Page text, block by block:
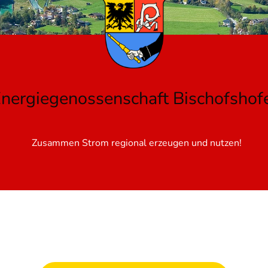
Zusammen Strom regional erzeugen und nutzen!